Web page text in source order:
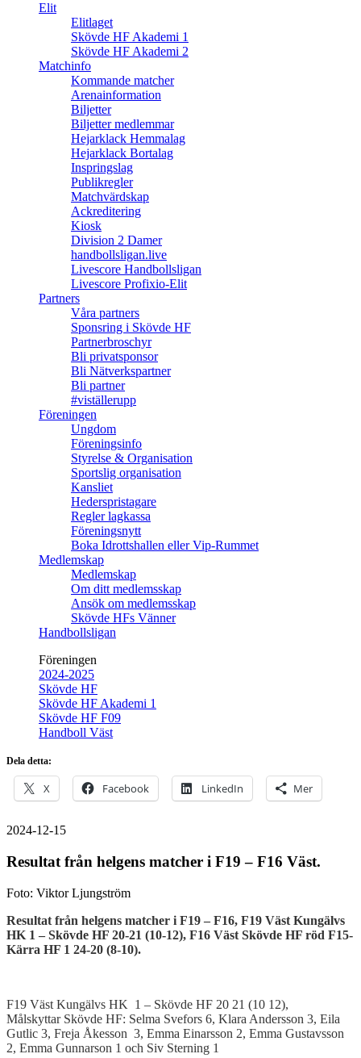
Elit
Elitlaget
Skövde HF Akademi 1
Skövde HF Akademi 2
Matchinfo
Kommande matcher
Arenainformation
Biljetter
Biljetter medlemmar
Hejarklack Hemmalag
Hejarklack Bortalag
Inspringslag
Publikregler
Matchvärdskap
Ackreditering
Kiosk
Division 2 Damer
handbollsligan.live
Livescore Handbollsligan
Livescore Profixio-Elit
Partners
Våra partners
Sponsring i Skövde HF
Partnerbroschyr
Bli privatsponsor
Bli Nätverkspartner
Bli partner
#viställerupp
Föreningen
Ungdom
Föreningsinfo
Styrelse & Organisation
Sportslig organisation
Kansliet
Hederspristagare
Regler lagkassa
Föreningsnytt
Boka Idrottshallen eller Vip-Rummet
Medlemskap
Medlemskap
Om ditt medlemsskap
Ansök om medlemsskap
Skövde HFs Vänner
Handbollsligan
Föreningen
2024-2025
Skövde HF
Skövde HF Akademi 1
Skövde HF F09
Handboll Väst
Dela detta:
X Facebook LinkedIn Mer
2024-12-15
Resultat från helgens matcher i F19 – F16 Väst.
Foto: Viktor Ljungström
Resultat från helgens matcher i F19 – F16, F19 Väst Kungälvs
HK 1 – Skövde HF 20-21 (10-12), F16 Väst Skövde HF röd F15-
Kärra HF 1 24-20 (8-10).
F19 Väst Kungälvs HK 1 – Skövde HF 20 21 (10 12),
Målskyttar Skövde HF: Selma Svefors 6, Klara Andersson 3, Eila
Gutlic 3, Freja Åkesson 3, Emma Einarsson 2, Emma Gustavsson
2, Emma Gunnarson 1 och Siv Sterning 1